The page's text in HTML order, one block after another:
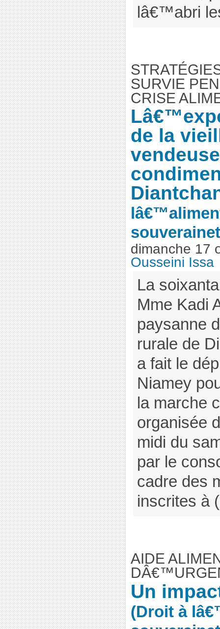
lâ€™abri
SURVIE
CRISE
de la
dimanche 17
Ousseini Issa
La
Mme Kadi
paysanne
rurale de
a fait le
Niamey
la marche
organisée
midi du
par le
cadre des
inscrites à
AIDE
Un
(Droit à